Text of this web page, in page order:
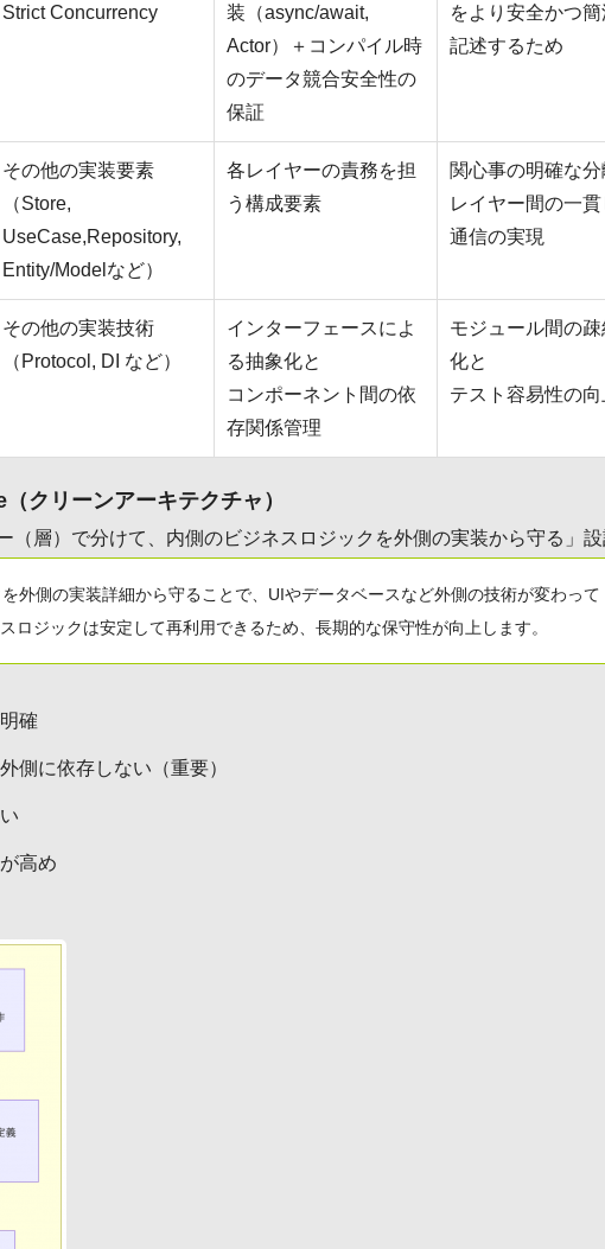
Strict Concurrency
装（async/await,
Actor）＋コンパイル時
のデータ競合安全性の
保証
をより安全かつ簡
記述するため
その他の実装要素
（Store,
UseCase,Repository,
Entity/Modelなど）
各レイヤーの責務を担
う構成要素
関心事の明確な分
レイヤー間の一貫
通信の実現
その他の実装技術
（Protocol, DI など）
インターフェースによ
る抽象化と
コンポーネント間の依
存関係管理
モジュール間の疎
化と
テスト容易性の向
クリーンアーキテクチャ）
（層）で分けて、内側のビジネスロジックを外側の実装から守る」
外側の実装詳細から守ることで、UIやデータベースなど外側の技術が変わって
ロジックは安定して再利用できるため、長期的な保守性が向上します。
確
側に依存しない（重要）
高め